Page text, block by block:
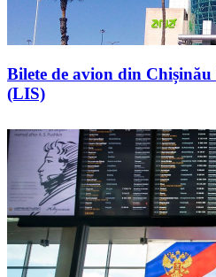
Bilete de avion din
(LIS)